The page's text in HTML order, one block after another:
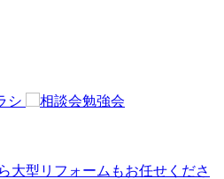
大型リフォームもお任せくださ